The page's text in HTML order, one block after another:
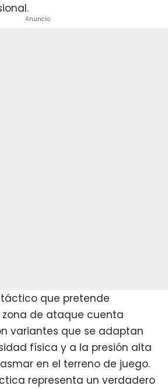
Anuncio
que pretende
zona de ataque cuenta
variantes que se adaptan
física y a la presión alta
en el terreno de juego.
representa un verdadero